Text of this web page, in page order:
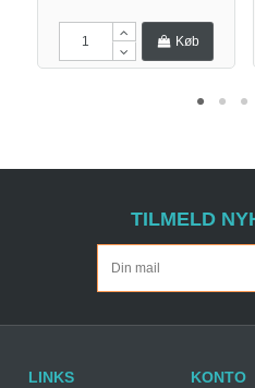
Køb
TILMELD
LINKS KONTO